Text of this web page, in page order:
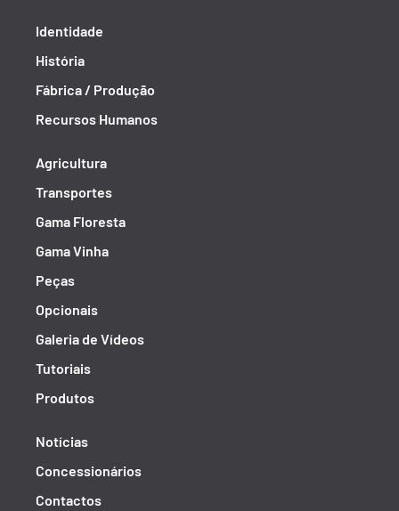
Identidade
História
Fábrica / Produção
Recursos Humanos
Agricultura
Transportes
Gama Floresta
Gama Vinha
Peças
Opcionais
Galeria de Vídeos
Tutoriais
Produtos
Notícias
Concessionários
Contactos